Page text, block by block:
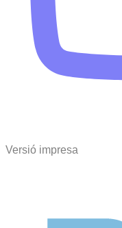
Versió impresa